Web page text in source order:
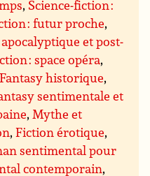
, Science-fiction :
: futur proche,
et post-
: space opéra,
Fantasy historique,
sentimentale et
,Mythe et
,Fiction érotique,
sentimental pour
contemporain,